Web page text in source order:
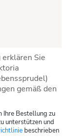
Sie
gemäß den
Ihre Bestellung zu
unterstützen und
beschrieben